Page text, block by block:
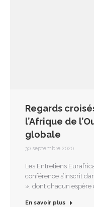
Regards
l’Afrique de
globale
30 septembre 2020
Les Entretiens
conférence s’inscrit
», dont chacun espère
En savoir plus